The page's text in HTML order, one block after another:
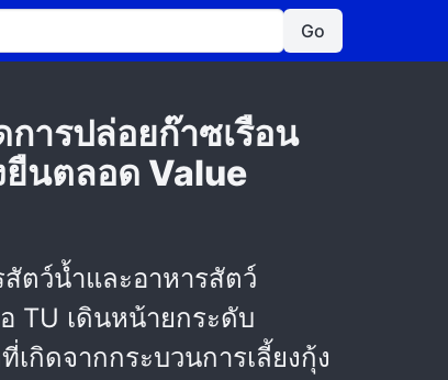
Go
ารปล่อยก๊าซเรือน
ยืนตลอด Value
ตว์น้ำและอาหารสัตว์
TU เดินหน้ายกระดับ
กิดจากกระบวนการเลี้ยงกุ้ง